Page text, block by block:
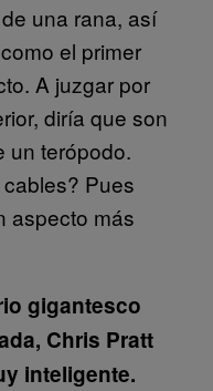
una rana, así
el primer
A juzgar por
diría que son
un terópodo.
Pues
aspecto más
gigantesco
Chris Pratt
inteligente.